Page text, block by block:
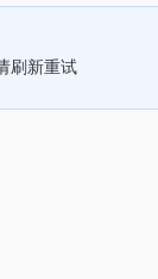
刷新重试